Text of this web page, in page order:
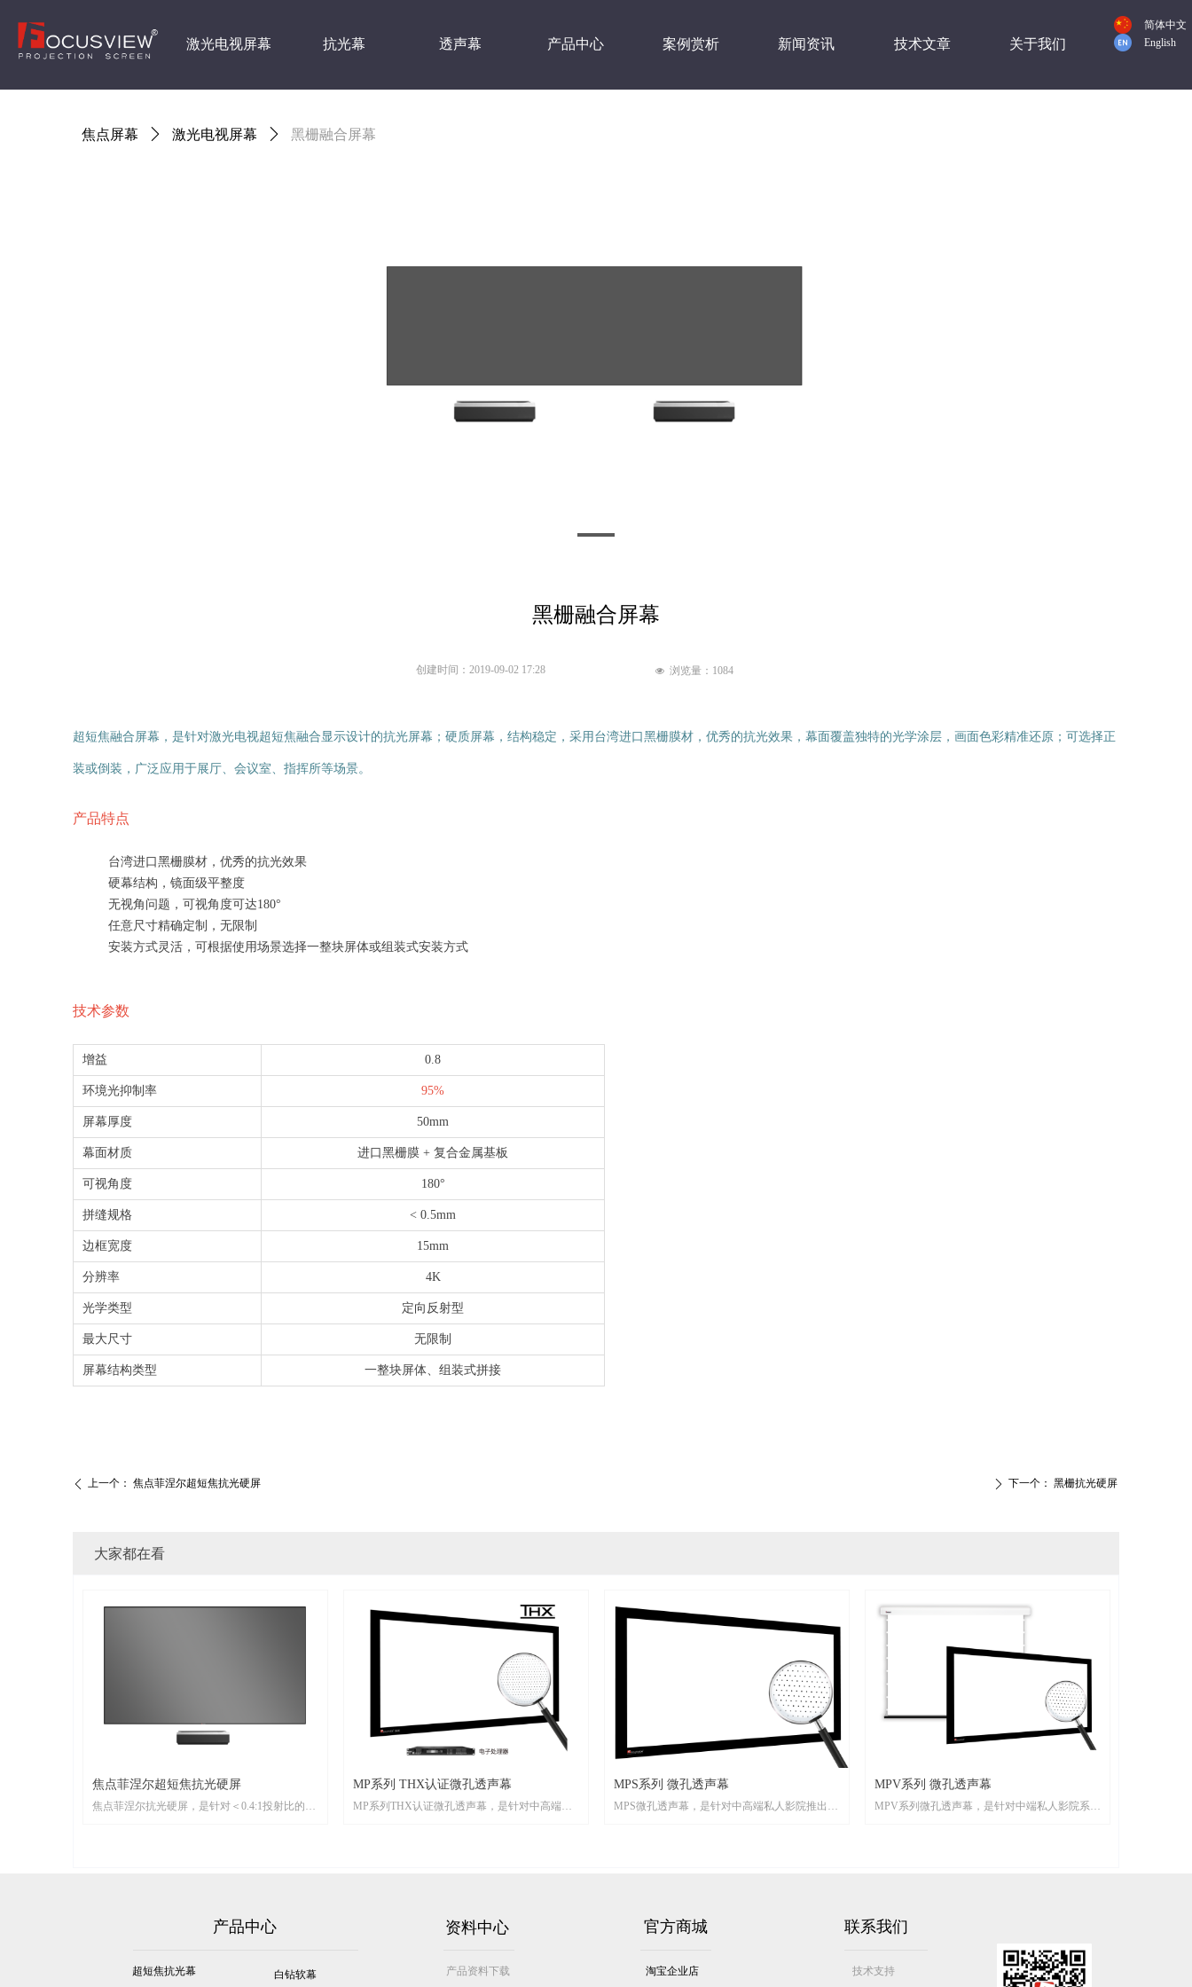
激光电视屏幕 抗光幕 透声幕 产品中心 案例赏析 新闻资讯 技术文章 关于我们
简体中文
English
焦点屏幕 ꄲ 激光电视屏幕 ꄲ 黑栅融合屏幕
黑栅融合屏幕
超短焦融合屏幕，是针对激光电视超短焦融合显示设计的抗光屏幕；硬质屏幕，结构稳定，采用台湾进口黑栅膜材，优秀的抗光效果，幕面覆盖独特的光学涂层，画面色彩精准还原；可选择正
装或倒装，广泛应用于展厅、会议室、指挥所等场景。
大家都在看
焦点菲涅尔超短焦抗光硬屏
焦点菲涅尔抗光硬屏，是针对＜0.4:1投射比的单
面采用耐划伤的高分子复合材料制成，并进行了
增益大幅提升画面亮度。
MP系列 THX认证微孔透声幕
MP系列THX认证微孔透声幕，是针对中高端私
幕面每个微孔的面积仅为0.125mm²，以 150” 16:9
即使采用4K分辨率的投影机，其微孔面积也仅为
MPS系列 微孔透声幕
MPS微孔透声幕，是针对中高端私人影院推出的
8K,充分满足 4K 投影机的显示需求，画质更加细
MPV系列 微孔透声幕
MPV系列微孔透声幕，是针对中端私人影院系统
列透声幕，MPV系列透声幕具有更高的性价比。
分辨率支持8k,充分满足4K投影的显示需求。可
做画框幕、电动幕。
ꄴ 上一个： 焦点菲涅尔超短焦抗光硬屏 ꄲ 下一个： 黑栅抗光硬屏
产品特点
台湾进口黑栅膜材，优秀的抗光效果
硬幕结构，镜面级平整度
无视角问题，可视角度可达180°
任意尺寸精确定制，无限制
安装方式灵活，可根据使用场景选择一整块屏体或组装式安装方式
技术参数
增益 0.8
环境光抑制率 95%
屏幕厚度 50mm
幕面材质 进口黑栅膜 + 复合金属基板
可视角度 180°
拼缝规格 < 0.5mm
边框宽度 15mm
分辨率 4K
光学类型 定向反射型
最大尺寸 无限制
屏幕结构类型 一整块屏体、组装式拼接
创建时间： 2019-09-02 17:28 넶 浏览量： 1084
淘宝企业店
资料中心 官方商城 联系我们
产品资料下载 技术支持
超短焦抗光幕
产品中心
白钻软幕